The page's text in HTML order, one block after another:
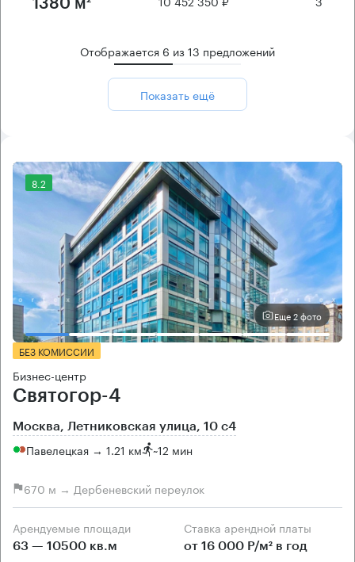
1380 м²
Отображается 6 из13 предложений
Показать ещё
8.2
Еще 2 фото
БЕЗ КОМИССИИ
Бизнес-центр
Святогор-4
Москва, Летниковская улица, 10 с4
Павелецкая → 1.21 км ~12 мин
670 м → Дербеневский переулок
Арендуемые площади
63 — 10500 кв.м
Ставка арендной платы
от 16 000 Р/м² в год